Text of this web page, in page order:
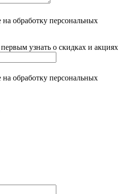
на обработку персональных
узнать о скидках и акциях
на обработку персональных